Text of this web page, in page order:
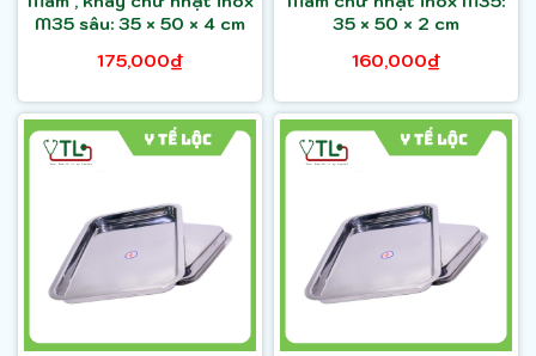
M35 sâu: 35 × 50 × 4 cm
175,000₫
35 × 50 × 2 cm
160,000₫